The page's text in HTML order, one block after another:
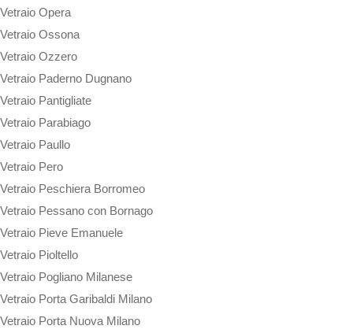
Vetraio Opera
Vetraio Ossona
Vetraio Ozzero
Vetraio Paderno Dugnano
Vetraio Pantigliate
Vetraio Parabiago
Vetraio Paullo
Vetraio Pero
Vetraio Peschiera Borromeo
Vetraio Pessano con Bornago
Vetraio Pieve Emanuele
Vetraio Pioltello
Vetraio Pogliano Milanese
Vetraio Porta Garibaldi Milano
Vetraio Porta Nuova Milano